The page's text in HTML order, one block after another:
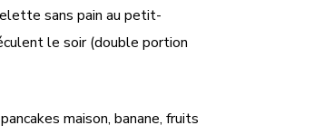
sans pain au petit-
le soir (double portion
maison, banane, fruits